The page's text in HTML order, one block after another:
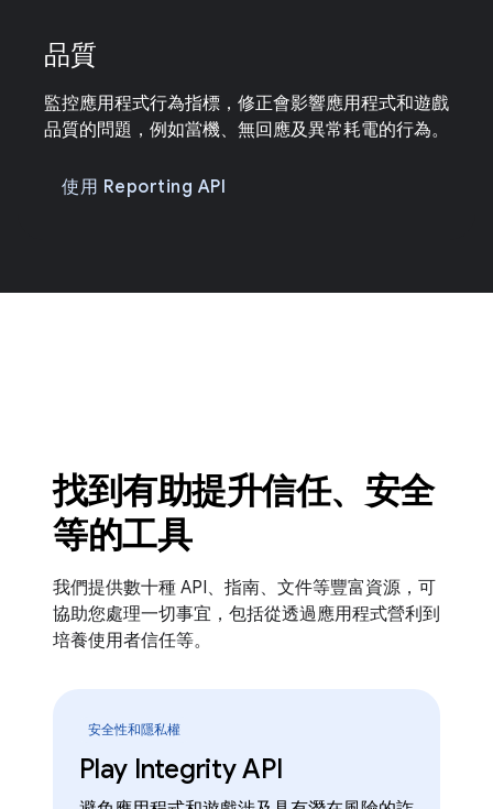
品質
監控應用程式行為指標，修正會影響應用程式和遊戲
品質的問題，例如當機、無回應及異常耗電的行為。
使用 Reporting API
找到有助提升信任、安全
等的工具
我們提供數十種 API、指南、文件等豐富資源，可
協助您處理一切事宜，包括從透過應用程式營利到
培養使用者信任等。
安全性和隱私權
Play Integrity API